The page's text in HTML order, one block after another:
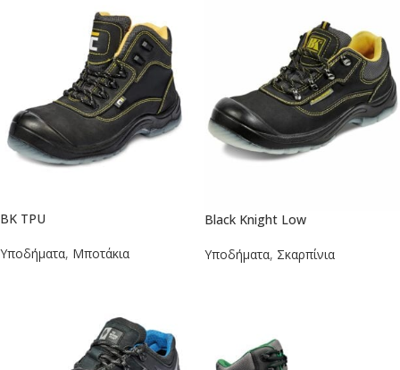
BK TPU
Υποδήματα, Μποτάκια
Black Knight Low
Υποδήματα, Σκαρπίνια